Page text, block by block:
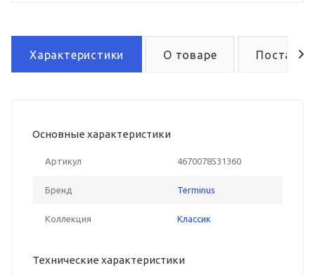
Характеристики О товаре Поставка
Основные характеристики
Артикул 4670078531360
Бренд Terminus
Коллекция Классик
Технические характеристики